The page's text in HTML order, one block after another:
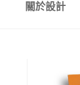
關於設計